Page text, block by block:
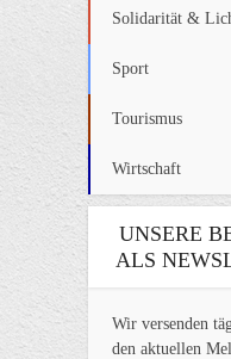
Solidarität &
Sport
Tourismus
Wirtschaft
UNSERE
ALS
Wir versenden
den aktuellen